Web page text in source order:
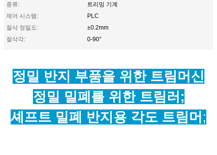
종류:
트리밍 기계
제어 시스템:
PLC
절삭 정밀도:
±0.2mm
절삭각:
0-90°
정밀 반지 부품을 위한 트림머신
정밀 밀폐를 위한 트림러;
셰프트 밀폐 반지용 각도 트림머 ;